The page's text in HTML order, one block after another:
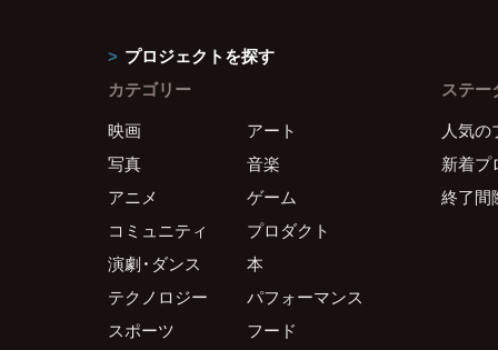
プロジェクトを探す
カテゴリー
映画
アート
写真
音楽
アニメ
ゲーム
コミュニティ
プロダクト
演劇・ダンス
本
テクノロジー
パフォーマンス
スポーツ
フード
ステー
人気の
新着プ
終了間